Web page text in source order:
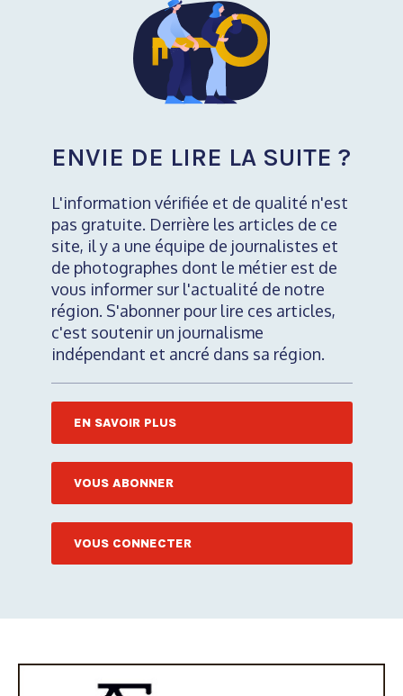
ENVIE DE LIRE LA SUITE ?
L'information vérifiée et de qualité n'est
pas gratuite. Derrière les articles de ce
site, il y a une équipe de journalistes et
de photographes dont le métier est de
vous informer sur l'actualité de notre
région. S'abonner pour lire ces articles,
c'est soutenir un journalisme
indépendant et ancré dans sa région.
EN SAVOIR PLUS
VOUS ABONNER
VOUS CONNECTER